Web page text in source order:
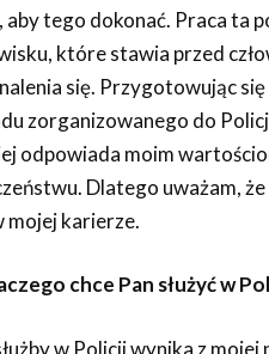
aby tego dokonać. Praca ta
które stawia przed
się. Przygotowując
zorganizowanego do
odpowiada moim
Dlatego uważam,
mojej karierze.
chce Pan służyć w
w Policji wynika z